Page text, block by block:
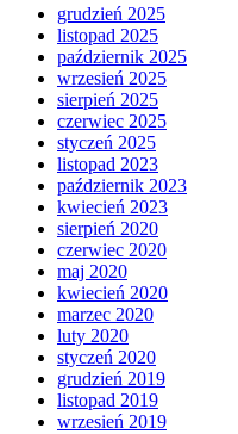
grudzień 2025
listopad 2025
październik 2025
wrzesień 2025
sierpień 2025
czerwiec 2025
styczeń 2025
listopad 2023
październik 2023
kwiecień 2023
sierpień 2020
czerwiec 2020
maj 2020
kwiecień 2020
marzec 2020
luty 2020
styczeń 2020
grudzień 2019
listopad 2019
wrzesień 2019